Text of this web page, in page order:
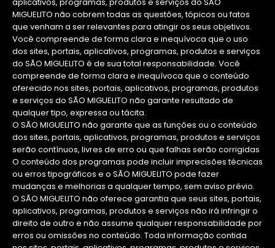
MIGUELITO não cobrem todas as questões, tópicos ou fatos
que venham a ser relevantes para atingir os seus objetivos.
Você compreende de forma clara e inequívoca que o uso
dos sites, portais, aplicativos, programas, produtos e serviços
do SÃO MIGUELITO é de sua total responsabilidade. Você
compreende de forma clara e inequívoca que o conteúdo
oferecido nos sites, portais, aplicativos, programas, produtos
e serviços do SÃO MIGUELITO não garante resultado de
qualquer tipo, expressa ou tácita.
O SÃO MIGUELITO não garante que as funções ou o conteúdo
dos sites, portais, aplicativos, programas, produtos e serviços
serão contínuos, livres de erro ou que falhas serão corrigidas
O conteúdo dos programas pode incluir imprecisões técnicas
ou erros tipográficos e o SÃO MIGUELITO pode fazer
mudanças e melhorias a qualquer tempo, sem aviso prévio.
O SÃO MIGUELITO não oferece garantia que seus sites, portais,
aplicativos, programas, produtos e serviços não irá infringir o
direito de outro e não assume qualquer responsabilidade por
erros ou omissões no conteúdo. Toda informação contida